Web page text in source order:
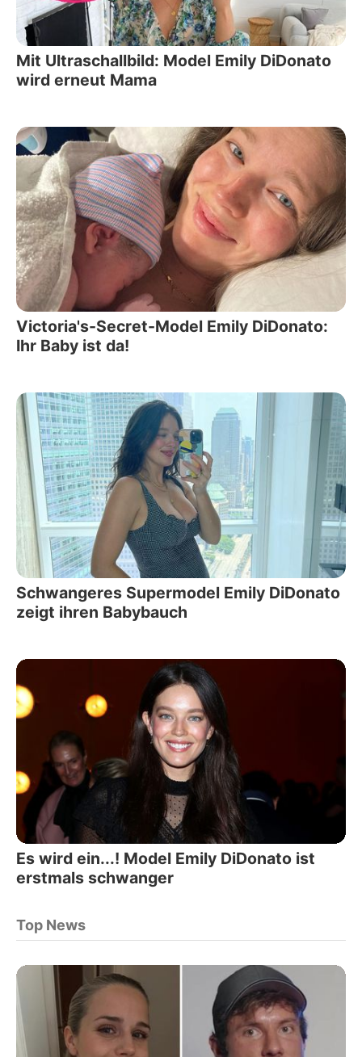
Mit Ultraschallbild: Model Emily DiDonato
wird erneut Mama
Victoria's-Secret-Model Emily DiDonato:
Ihr Baby ist da!
Schwangeres Supermodel Emily DiDonato
zeigt ihren Babybauch
Es wird ein...! Model Emily DiDonato ist
erstmals schwanger
Top News